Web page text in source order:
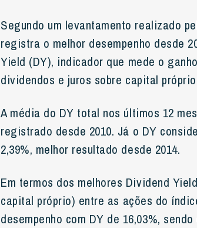
Segundo um levantamento realizado
registra o melhor desempenho desde
Yield (DY), indicador que mede o
dividendos e juros sobre capital
A média do DY total nos últimos 12
registrado desde 2010. Já o DY
2,39%, melhor resultado desde 2014.
Em termos dos melhores Dividend
capital próprio) entre as ações do
desempenho com DY de 16,03%,